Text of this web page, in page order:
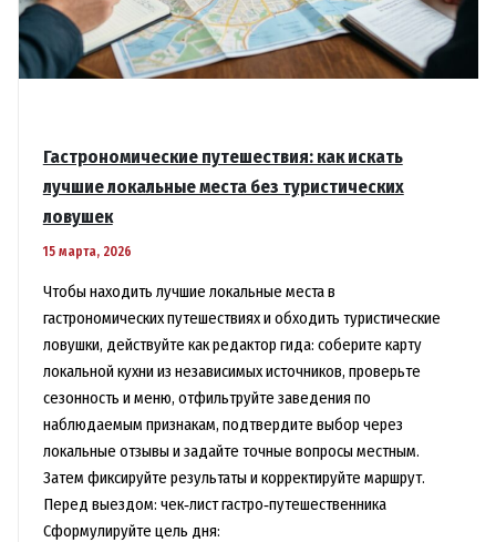
Гастрономические путешествия: как искать
лучшие локальные места без туристических
ловушек
15 марта, 2026
Чтобы находить лучшие локальные места в
гастрономических путешествиях и обходить туристические
ловушки, действуйте как редактор гида: соберите карту
локальной кухни из независимых источников, проверьте
сезонность и меню, отфильтруйте заведения по
наблюдаемым признакам, подтвердите выбор через
локальные отзывы и задайте точные вопросы местным.
Затем фиксируйте результаты и корректируйте маршрут.
Перед выездом: чек‑лист гастро‑путешественника
Сформулируйте цель дня: